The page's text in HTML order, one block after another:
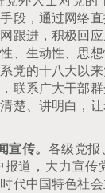
段，通过网络
跟进，积极回
、生动性、思
党的十八大以
联系广大干部群
楚、讲明白，
宣传。 各级党报
报道，大力宣传
代中国特色社